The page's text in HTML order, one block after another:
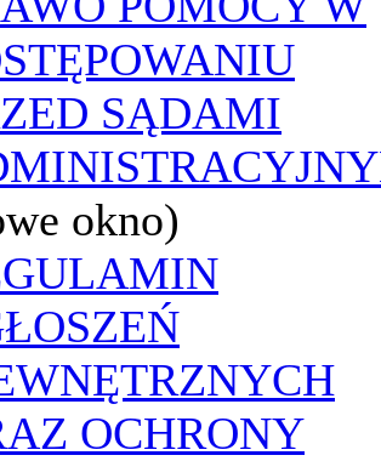
SĄDAMI
okno)
OCHRONY